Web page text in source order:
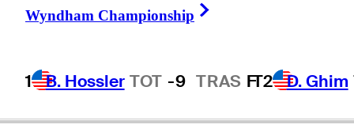
Wyndham Championship
1 B. Hossler TOT -9 TRAS FT2 D. Ghim
FRANCE